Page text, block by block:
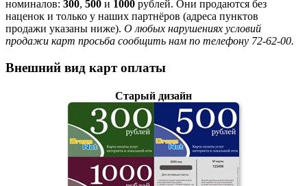
номиналов: 300, 500 и 1000 рублей. Они продаются без
наценок и только у наших партнёров (адреса пунктов
продажи указаны ниже). О любых нарушениях условий
продажи карт просьба сообщить нам по телефону 72-62-00.
Внешний вид карт оплаты
Старый дизайн